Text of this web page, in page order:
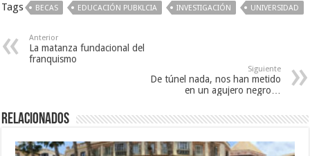
Tags BECAS EDUCACIÓN PUBKLCIA INVESTIGACIÓN UNIVERSIDAD
Anterior
La matanza fundacional del
franquismo
Siguiente
De túnel nada, nos han metido
en un agujero negro…
Relacionados